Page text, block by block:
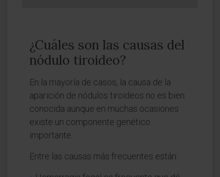
¿Cuáles son las causas del
nódulo tiroideo?
En la mayoría de casos, la causa de la
aparición de nódulos tiroideos no es bien
conocida aunque en muchas ocasiones
existe un componente genético
importante.
Entre las causas más frecuentes están: